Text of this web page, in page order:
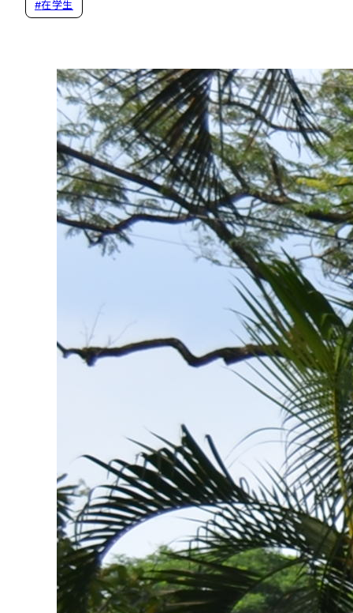
#在学生